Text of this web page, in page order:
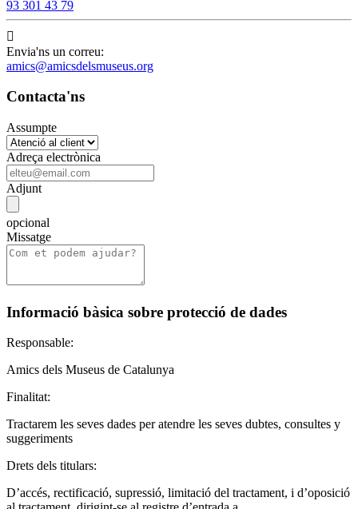
93 301 43 79

Envia'ns un correu:
amics@amicsdelsmuseus.org
Contacta'ns
Assumpte
Adreça electrònica
Adjunt
opcional
Missatge
Informació bàsica sobre protecció de dades
Responsable:
Amics dels Museus de Catalunya
Finalitat:
Tractarem les seves dades per atendre les seves dubtes, consultes y
suggeriments
Drets dels titulars:
D’accés, rectificació, supressió, limitació del tractament, i d’oposició